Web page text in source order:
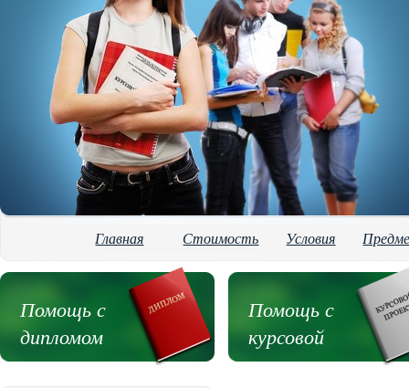
Главная Стоимость Условия
Помощь с
дипломом
Помощь с
курсовой